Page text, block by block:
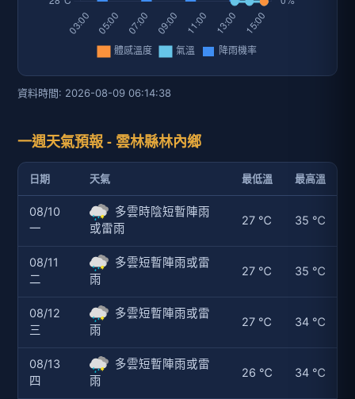
資料時間: 2026-08-09 06:14:38
一週天氣預報 - 雲林縣林內鄉
日期 天氣 最低溫 最高溫
08/10
一
多雲時陰短暫陣雨
或雷雨
27 ℃ 35 ℃
08/11
二
多雲短暫陣雨或雷
雨
27 ℃ 35 ℃
08/12
三
多雲短暫陣雨或雷
雨
27 ℃ 34 ℃
08/13
四
多雲短暫陣雨或雷
雨
26 ℃ 34 ℃